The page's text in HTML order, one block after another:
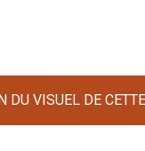
DU VISUEL DE